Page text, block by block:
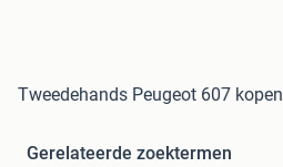
Tweedehands Peugeot 607 kopen
Gerelateerde zoektermen